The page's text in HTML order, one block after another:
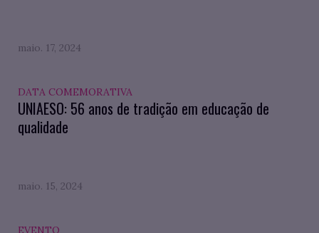
maio. 17, 2024
DATA COMEMORATIVA
UNIAESO: 56 anos de tradição em educação de
qualidade
maio. 15, 2024
EVENTO